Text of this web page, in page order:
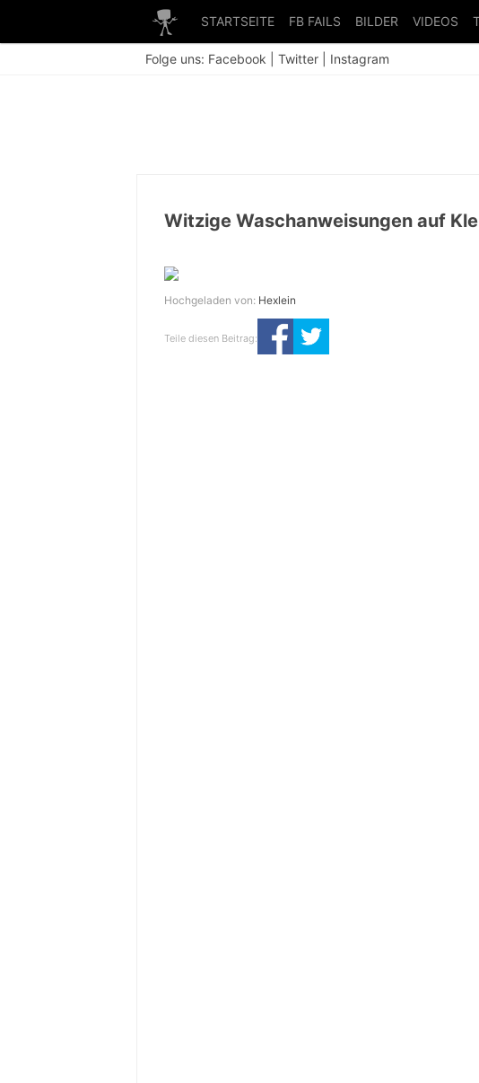
STARTSEITE FB FAILS BILDER VIDEOS
Folge uns: Facebook Twitter Instagram
Witzige Waschanweisungen auf
Hochgeladen von: Hexlein
Teile diesen Beitrag: